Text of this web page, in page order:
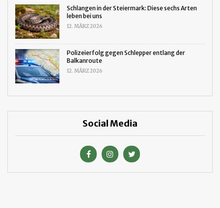
Schlangen in der Steiermark: Diese sechs Arten
leben bei uns
12. MÄRZ 2026
Polizeierfolg gegen Schlepper entlang der
Balkanroute
12. MÄRZ 2026
Social Media